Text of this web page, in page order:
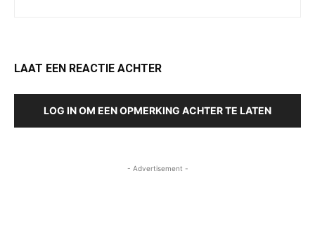
LAAT EEN REACTIE ACHTER
LOG IN OM EEN OPMERKING ACHTER TE LATEN
- Advertisement -